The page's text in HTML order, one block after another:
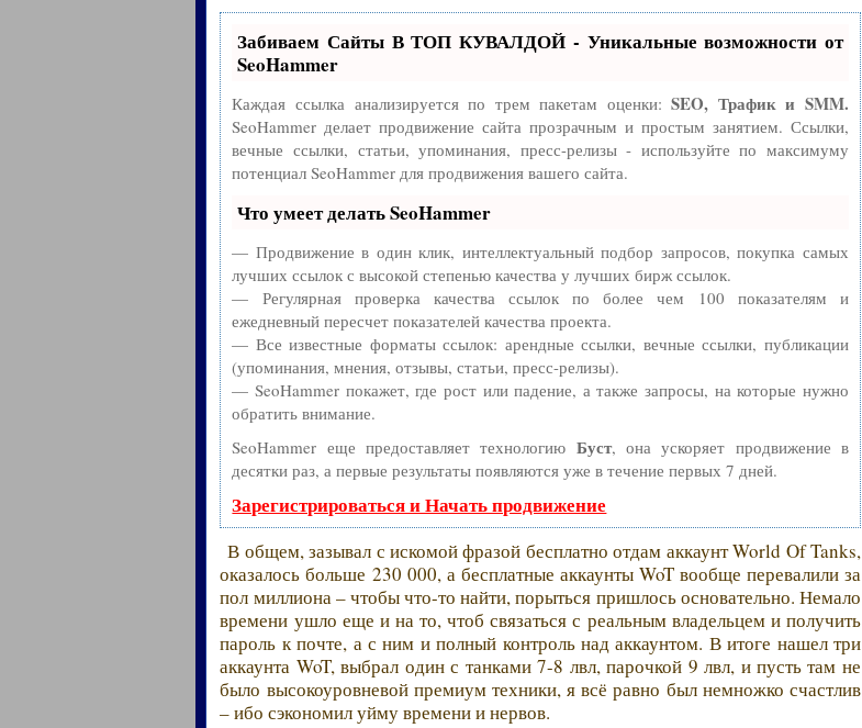
Забиваем Сайты В ТОП КУВАЛДОЙ - Уникальные возможности от
SeoHammer
Каждая ссылка анализируется по трем пакетам оценки:SEO, Трафик и SMM.
SeoHammer делает продвижение сайта прозрачным и простым занятием. Ссылки,
вечные ссылки, статьи, упоминания, пресс-релизы - используйте по максимуму
потенциал SeoHammer для продвижения вашего сайта.
Что умеет делать SeoHammer
— Продвижение в один клик, интеллектуальный подбор запросов, покупка самых
лучших ссылок с высокой степенью качества у лучших бирж ссылок.
— Регулярная проверка качества ссылок по более чем 100 показателям и
ежедневный пересчет показателей качества проекта.
— Все известные форматы ссылок: арендные ссылки, вечные ссылки, публикации
(упоминания, мнения, отзывы, статьи, пресс-релизы).
— SeoHammer покажет, где рост или падение, а также запросы, на которые нужно
обратить внимание.
SeoHammer еще предоставляет технологию Буст, она ускоряет продвижение в
десятки раз, а первые результаты появляются уже в течение первых 7 дней.
Зарегистрироваться и Начать продвижение
В общем, зазывал с искомой фразой бесплатно отдам аккаунт World Of Tanks,
оказалось больше 230 000, а бесплатные аккаунты WoT вообще перевалили за
пол миллиона – чтобы что-то найти, порыться пришлось основательно. Немало
времени ушло еще и на то, чтоб связаться с реальным владельцем и получить
пароль к почте, а с ним и полный контроль над аккаунтом. В итоге нашел три
аккаунта WoT, выбрал один с танками 7-8 лвл, парочкой 9 лвл, и пусть там не
было высокоуровневой премиум техники, я всё равно был немножко счастлив
– ибо сэкономил уйму времени и нервов.